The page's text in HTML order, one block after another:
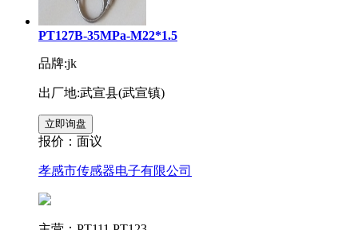
PT127B-35MPa-M22*1.5
品牌:jk
出厂地:武宣县(武宣镇)
报价： 面议
孝感市传感器电子有限公司